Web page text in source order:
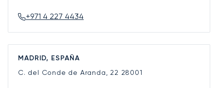
+971 4 227 4434
MADRID, ESPAÑA
C. del Conde de Aranda, 22 28001